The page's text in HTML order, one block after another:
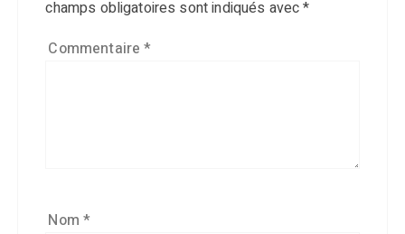
champs obligatoires sont indiqués avec*
Commentaire*
Nom*